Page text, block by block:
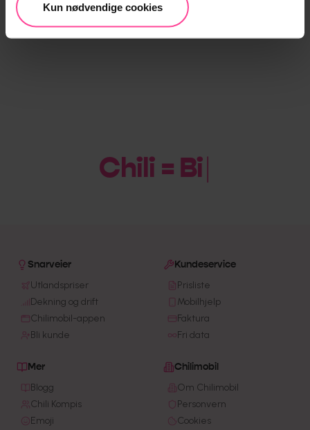
Kun nødvendige cookies
Chili = Bill
Snarveier
Utlandspriser
Dekning og drift
Chilimobil-appen
Bli kunde
Kundeservice
Prisliste
Mobilhjelp
Faktura
Fri data
Mer
Blogg
Chili Kompis
Emoji
Chilimobil
Om Chilimobil
Personvern
Cookies